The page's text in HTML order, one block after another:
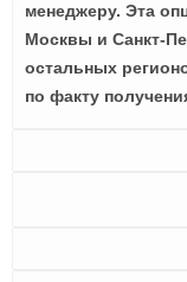
менеджеру. Эта
Москвы и Санкт-
остальных
по факту